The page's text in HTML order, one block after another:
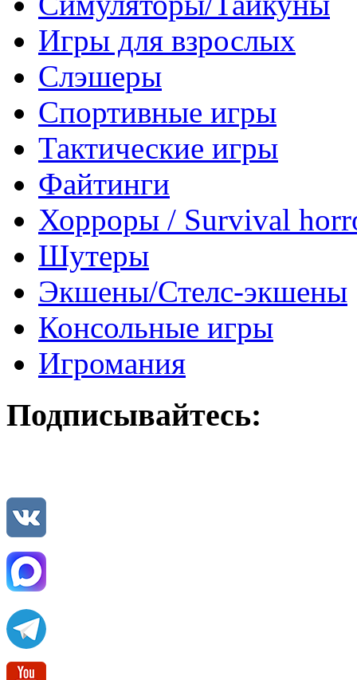
Игры для взрослых
Слэшеры
Спортивные игры
Тактические игры
Файтинги
Хорроры / Survival
Шутеры
Экшены/Стелс-экшены
Консольные игры
Игромания
Подписывайтесь: